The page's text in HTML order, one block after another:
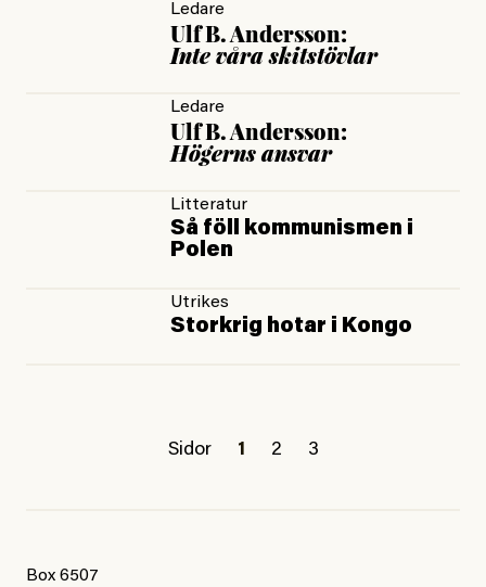
Ledare
Ulf B. Andersson:
Inte våra skitstövlar
Ledare
Ulf B. Andersson:
Högerns ansvar
Litteratur
Så föll kommunismen i
Polen
Utrikes
Storkrig hotar i Kongo
Sidor 1 2 3
Box 6507